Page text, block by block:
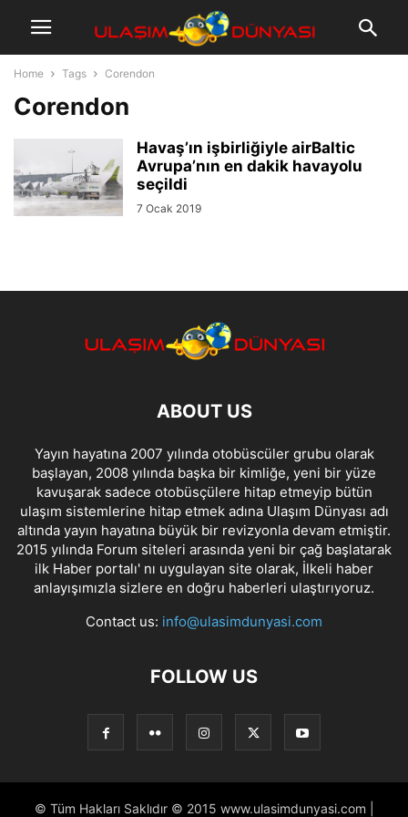
Home Tags Corendon
Corendon
Havaş’ın işbirliğiyle airBaltic
Avrupa’nın en dakik havayolu
seçildi
7 Ocak 2019
ABOUT US
Yayın hayatına 2007 yılında otobüscüler grubu olarak
başlayan, 2008 yılında başka bir kimliğe, yeni bir yüze
kavuşarak sadece otobüsçülere hitap etmeyip bütün
ulaşım sistemlerine hitap etmek adına Ulaşım Dünyası adı
altında yayın hayatına büyük bir revizyonla devam etmiştir.
2015 yılında Forum siteleri arasında yeni bir çağ başlatarak
ilk Haber portalı' nı uygulayan site olarak, İlkeli haber
anlayışımızla sizlere en doğru haberleri ulaştırıyoruz.
Contact us: info@ulasimdunyasi.com
FOLLOW US
© Tüm Hakları Saklıdır © 2015 www.ulasimdunyasi.com |